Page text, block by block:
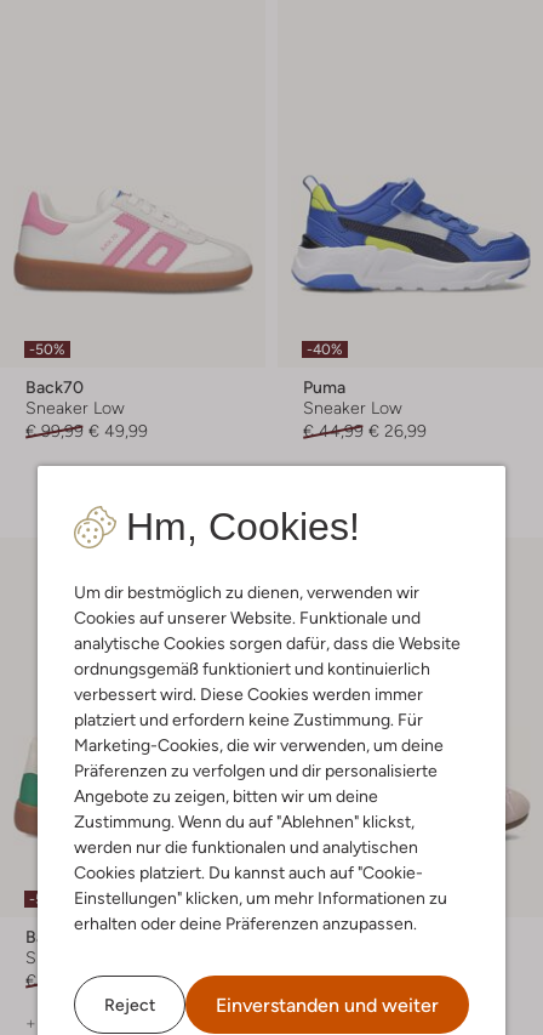
Hm, Cookies!
Um dir bestmöglich zu dienen, verwenden wir
Cookies auf unserer Website. Funktionale und
analytische Cookies sorgen dafür, dass die Website
ordnungsgemäß funktioniert und kontinuierlich
verbessert wird. Diese Cookies werden immer
platziert und erfordern keine Zustimmung. Für
Marketing-Cookies, die wir verwenden, um deine
Präferenzen zu verfolgen und dir personalisierte
Angebote zu zeigen, bitten wir um deine
Zustimmung. Wenn du auf "Ablehnen" klickst,
werden nur die funktionalen und analytischen
Cookies platziert. Du kannst auch auf "Cookie-
Einstellungen" klicken, um mehr Informationen zu
erhalten oder deine Präferenzen anzupassen.
Reject Einverstanden und weiter
-50%
Back70
Sneaker Low
€ 99,99 € 49,99
-40%
Puma
Sneaker Low
€ 44,99 € 26,99
-50%
Back70
Sneaker Low
€ 99,99 € 49,99
+ mehr farben
-30%
€ 84,99 € 58,99